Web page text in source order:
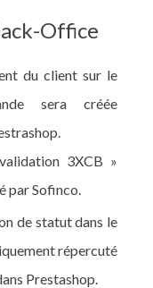
Office
du client sur le
sera créée
3XCB »
par Sofinco.
de statut dans le
répercuté
Prestashop.